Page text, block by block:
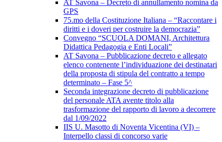
AT Savona – Decreto di annullamento nomina da
GPS
75.mo della Costituzione Italiana – “Raccontare i
diritti e i doveri per costruire la democrazia”
Convegno “SCUOLA DOMANI, Architettura
Didattica Pedagogia e Enti Locali”
AT Savona – Pubblicazione decreto e allegato
elenco contenente l’individuazione dei destinatari
della proposta di stipula del contratto a tempo
determinato – Fase 5^
Seconda integrazione decreto di pubblicazione
del personale ATA avente titolo alla
trasformazione del rapporto di lavoro a decorrere
dal 1/09/2022
IIS U. Masotto di Noventa Vicentina (VI) –
Interpello classi di concorso varie